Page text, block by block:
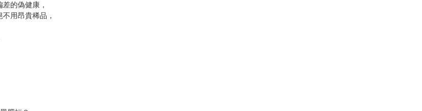
的偽健康，
用昂貴稀品，